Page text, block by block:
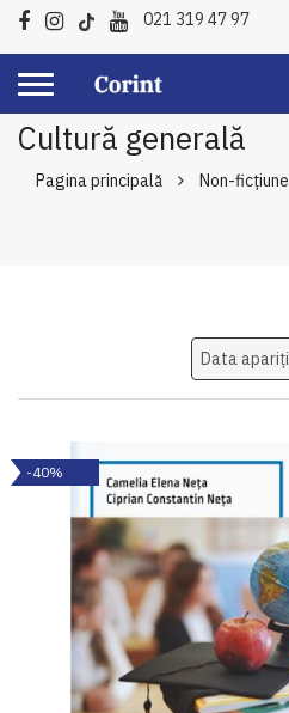
021 319 47 97
Cultură generală
Pagina principală Non-ficțiune
-40%